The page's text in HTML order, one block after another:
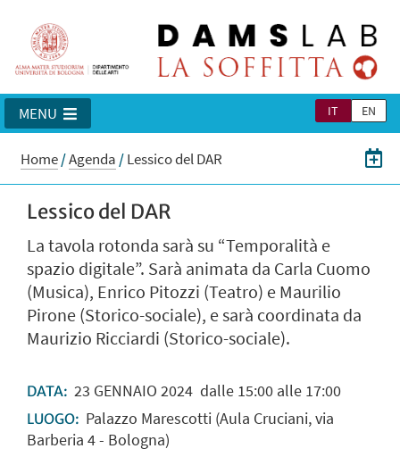
IT EN
MENU
Home/Agenda /Lessico del DAR
Lessico del DAR
La tavola rotonda sarà su “Temporalità e
spazio digitale”. Sarà animata da Carla Cuomo
(Musica), Enrico Pitozzi (Teatro) e Maurilio
Pirone (Storico-sociale), e sarà coordinata da
Maurizio Ricciardi (Storico-sociale).
DATA: 23 GENNAIO 2024dalle 15:00 alle 17:00
LUOGO: Palazzo Marescotti (Aula Cruciani, via
Barberia 4 - Bologna)